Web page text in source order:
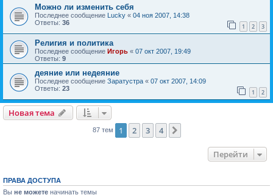
Можно ли изменить себя
Последнее сообщение Lucky « 04 ноя 2007, 14:38
Ответы: 36 1 2 3
Религия и политика
Последнее сообщение Игорь « 07 окт 2007, 19:49
Ответы: 9
деяние или недеяние
Последнее сообщение Заратустра « 07 окт 2007, 14:09
Ответы: 23 1 2
Новая тема
87 тем 1 2 3 4
Перейти
ПРАВА ДОСТУПА
Вы не можете начинать темы